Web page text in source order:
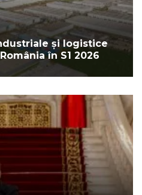
și logistice
în S1 2026